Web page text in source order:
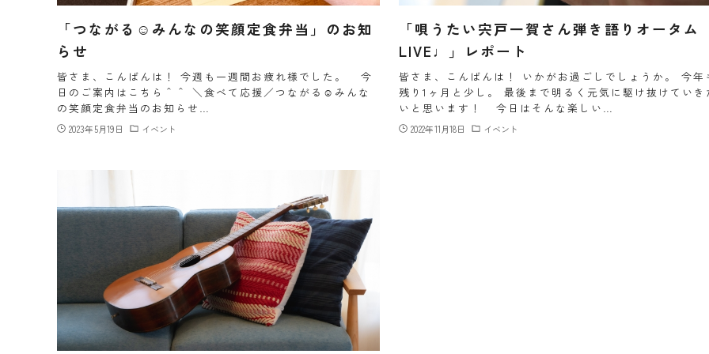
「つながる☺みんなの笑顔定食弁当」のお知
らせ
皆さま、こんばんは！ 今週も一週間お疲れ様でした。 今
日のご案内はこちら＾＾ ＼食べて応援／つながる☺みんな
の笑顔定食弁当のお知らせ…
2023年5月19日 イベント
「唄うたい宍戸一賀さん弾き語りオータム
LIVE♩」レポート
皆さま、こんばんは！ いかがお過ごしでしょうか。 今年
残り1ヶ月と少し。 最後まで明るく元気に駆け抜けていき
いと思います！ 今日はそんな楽しい…
2022年11月18日 イベント